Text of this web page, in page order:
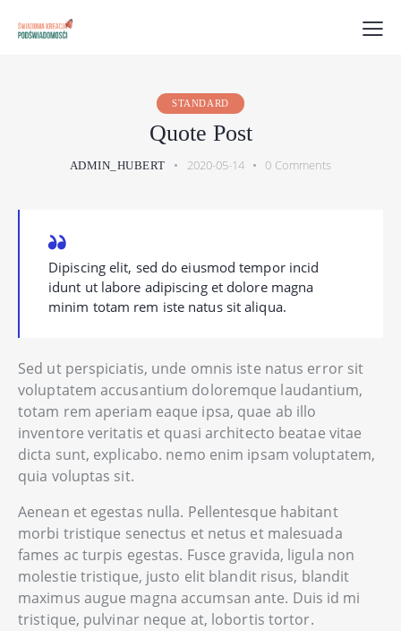
STANDARD
Quote Post
ADMIN_HUBERT 2020-05-14 0 Comments
Dipiscing elit, sed do eiusmod tempor incid
idunt ut labore adipiscing et dolore magna
minim totam rem iste natus sit aliqua.
Sed ut perspiciatis, unde omnis iste natus error sit
voluptatem accusantium doloremque laudantium,
totam rem aperiam eaque ipsa, quae ab illo
inventore veritatis et quasi architecto beatae vitae
dicta sunt, explicabo. nemo enim ipsam voluptatem,
quia voluptas sit.
Aenean et egestas nulla. Pellentesque habitant
morbi tristique senectus et netus et malesuada
fames ac turpis egestas. Fusce gravida, ligula non
molestie tristique, justo elit blandit risus, blandit
maximus augue magna accumsan ante. Duis id mi
tristique, pulvinar neque at, lobortis tortor.